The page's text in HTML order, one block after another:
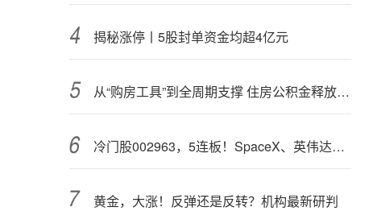
揭秘涨停丨5股封单资金均超4亿元
从“购房工具”到全周期支撑 住房公积金释放更大能量
冷门股002963，5连板！SpaceX、英伟达联手，入局太空算力（附股）
黄金，大涨！反弹还是反转？机构最新研判